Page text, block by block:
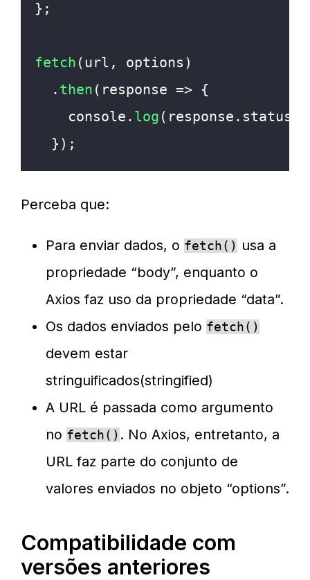
} ;
fetch ( url , options )
. then ( response =>
{
console . log ( response . status
} ) ;
Perceba que:
Para enviar dados, o fetch() usa a
propriedade “body”, enquanto o
Axios faz uso da propriedade “data”.
Os dados enviados pelo fetch()
devem estar
stringuificados(stringified)
A URL é passada como argumento
no fetch() . No Axios, entretanto, a
URL faz parte do conjunto de
valores enviados no objeto “options”.
Compatibilidade com
versões anteriores